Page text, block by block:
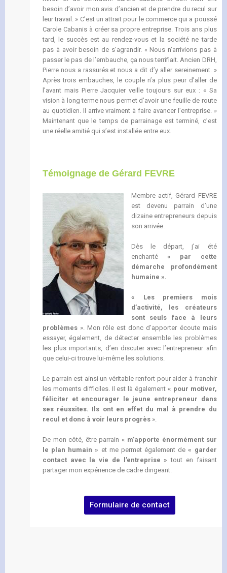
besoin d’avoir mon avis d’ancien et de prendre du recul sur
leur travail. » C’est un attrait pour le commerce qui a poussé
Carole Cabanis à créer sa propre entreprise. Trois ans plus
tard, le succès est au rendez-vous et la société ne tarde
pas à avoir besoin de s’agrandir. « Nous n’arrivions pas à
passer le pas de l’embauche, ça nous terrifiait. Ancien DRH,
Pierre nous a rassurés et nous a dit d’y aller sereinement. »
Après trois embauches, le couple n’a plus peur d’aller de
l’avant mais Pierre Jacquier veille toujours sur eux : « Sa
vision à long terme nous permet d’avoir une feuille de route
au quotidien. Il arrive vraiment à faire avancer l’entreprise. »
Maintenant que le temps de parrainage est terminé, c’est
une réelle amitié qui s’est installée entre eux.
Témoignage de Gérard FEVRE
Membre actif, Gérard FEVRE
est devenu parrain d’une
dizaine entrepreneurs depuis
son arrivée.
Dès le départ, j’ai été
enchanté« par cette
démarche profondément
humaine ».
« Les premiers mois
d’activité, les créateurs
sont seuls face à leurs
problèmes ». Mon rôle est donc d’apporter écoute mais
essayer, également, de détecter ensemble les problèmes
les plus importants, d’en discuter avec l’entrepreneur afin
que celui-ci trouve lui-même les solutions.
Le parrain est ainsi un véritable renfort pour aider à franchir
les moments difficiles. Il est là également « pour motiver,
féliciter et encourager le jeune entrepreneur dans
ses réussites. Ils ont en effet du mal à prendre du
recul et donc à voir leurs progrès ».
De mon côté, être parrain « m’apporte énormément sur
le plan humain » et me permet également de« garder
contact avec la vie de l’entreprise » tout en faisant
partager mon expérience de cadre dirigeant.
Formulaire de contact